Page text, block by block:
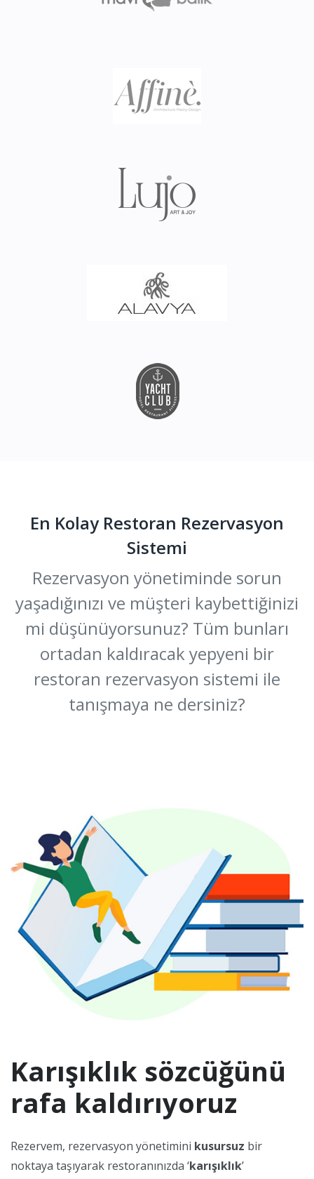
En Kolay Restoran Rezervasyon
Sistemi
Rezervasyon yönetiminde sorun
yaşadığınızı ve müşteri kaybettiğinizi
mi düşünüyorsunuz? Tüm bunları
ortadan kaldıracak yepyeni bir
restoran rezervasyon sistemi ile
tanışmaya ne dersiniz?
Karışıklık sözcüğünü
rafa kaldırıyoruz
Rezervem, rezervasyon yönetimini kusursuz bir
noktaya taşıyarak restoranınızda ‘karışıklık’